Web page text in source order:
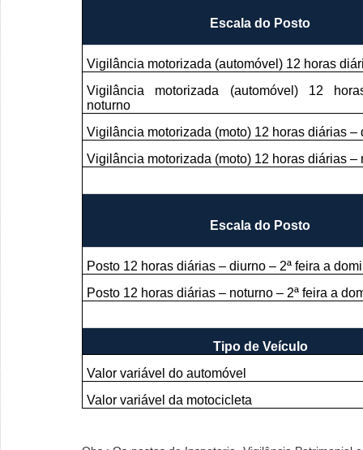
Escala do Posto
Vigilância motorizada (automóvel) 12 horas
Vigilância motorizada (automóvel) 12
noturno
Vigilância motorizada (moto) 12 horas diárias –
Vigilância motorizada (moto) 12 horas diárias –
Escala do Posto
Posto 12 horas diárias – diurno – 2ª feira a
Posto 12 horas diárias – noturno – 2ª feira a
Tipo de Veículo
Valor variável do automóvel
Valor variável da motocicleta